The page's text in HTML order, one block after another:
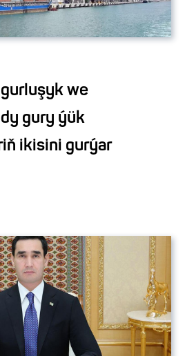
we
gury ýük
ikisini gurýar